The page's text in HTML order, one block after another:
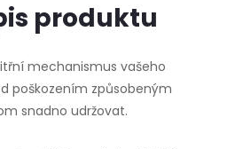
produktu
mechanismus vašeho
poškozením způsobeným
snadno udržovat.